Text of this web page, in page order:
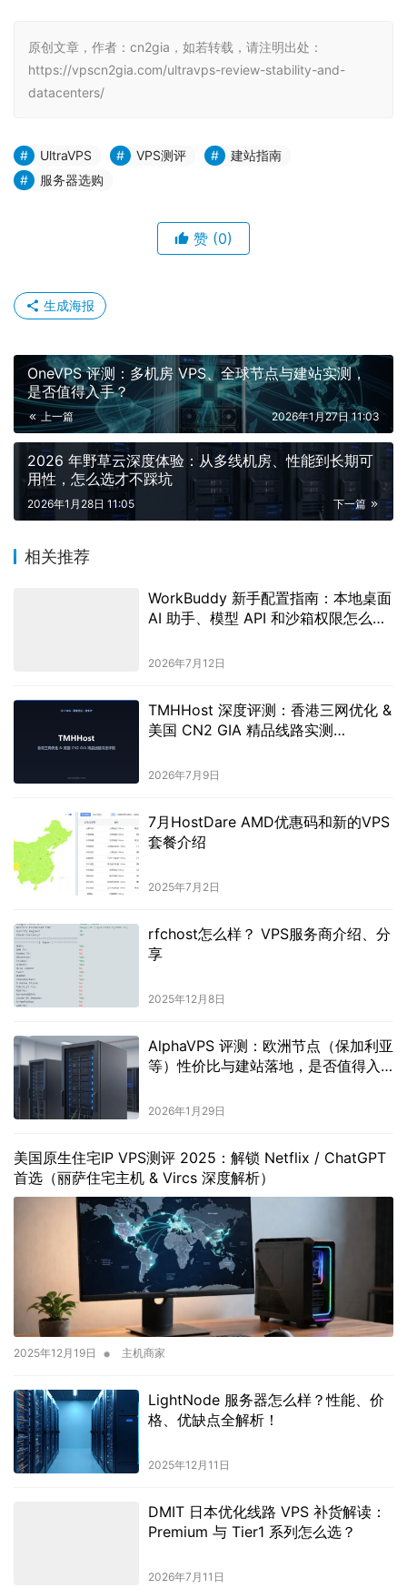
原创文章，作者：cn2gia，如若转载，请注明出处：
https://vpscn2gia.com/ultravps-review-stability-and-
datacenters/
UltraVPS VPS测评
建站指南
服务器选购
赞 (0)
生成海报
OneVPS 评测：多机房 VPS、全球节点与建站实测，
是否值得入手？
上一篇 2026年1月27日 11:03
2026 年野草云深度体验：从多线机房、性能到长期可
用性，怎么选才不踩坑
下一篇
2026年1月28日 11:05
相关推荐
WorkBuddy 新手配置指南：本地桌面
AI 助手、模型 API 和沙箱权限怎么设
2026年7月12日
TMHHost 深度评测：香港三网优化 &
美国 CN2 GIA 精品线路实测
2026年7月9日
7月HostDare AMD优惠码和新的VPS
套餐介绍
2025年7月2日
rfchost怎么样？ VPS服务商介绍、分
享
2025年12月8日
AlphaVPS 评测：欧洲节点（保加利亚
等）性价比与建站落地，是否值得入
2026年1月29日
美国原生住宅IP VPS测评 2025：解锁 Netflix / ChatGPT
首选（丽萨住宅主机 & Vircs 深度解析）
2025年12月19日 • 主机商家
LightNode 服务器怎么样？性能、价
格、优缺点全解析！
2025年12月11日
DMIT 日本优化线路 VPS 补货解读：
Premium 与 Tier1 系列怎么选？
2026年7月11日